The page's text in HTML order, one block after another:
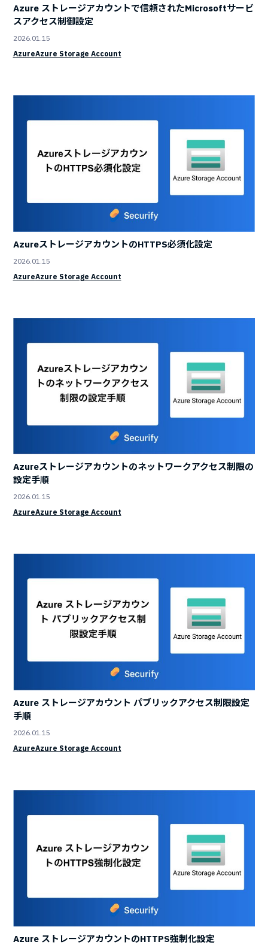
Azure ストレージアカウントで信頼されたMicrosoftサービ
スアクセス制御設定
2026.01.15
AzureAzure Storage Account
AzureストレージアカウントのHTTPS必須化設定
2026.01.15
AzureAzure Storage Account
Azureストレージアカウントのネットワークアクセス制限の
設定手順
2026.01.15
AzureAzure Storage Account
Azure ストレージアカウント パブリックアクセス制限設定
手順
2026.01.15
AzureAzure Storage Account
Azure ストレージアカウントのHTTPS強制化設定